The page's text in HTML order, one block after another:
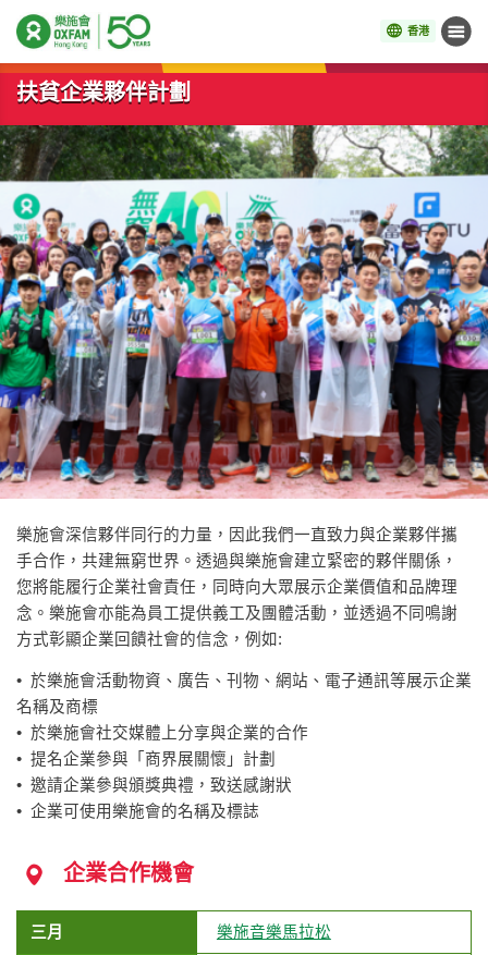
香港 目錄
開始主要內容
扶貧企業夥伴計劃
樂施會深信夥伴同行的力量，因此我們一直致力與企業夥伴攜
手合作，共建無窮世界。透過與樂施會建立緊密的夥伴關係，
您將能履行企業社會責任，同時向大眾展示企業價值和品牌理
念。樂施會亦能為員工提供義工及團體活動，並透過不同鳴謝
方式彰顯企業回饋社會的信念，例如:
• 於樂施會活動物資、廣告、刊物、網站、電子通訊等展示企業
名稱及商標
• 於樂施會社交媒體上分享與企業的合作
• 提名企業參與「商界展關懷」計劃
• 邀請企業參與頒獎典禮，致送感謝狀
• 企業可使用樂施會的名稱及標誌
企業合作機會
三月 樂施音樂馬拉松